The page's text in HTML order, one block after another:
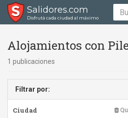
Salidores.com
Disfrutá cada ciudad al máximo
Alojamientos con
1 publicaciones
Filtrar por:
Ciudad